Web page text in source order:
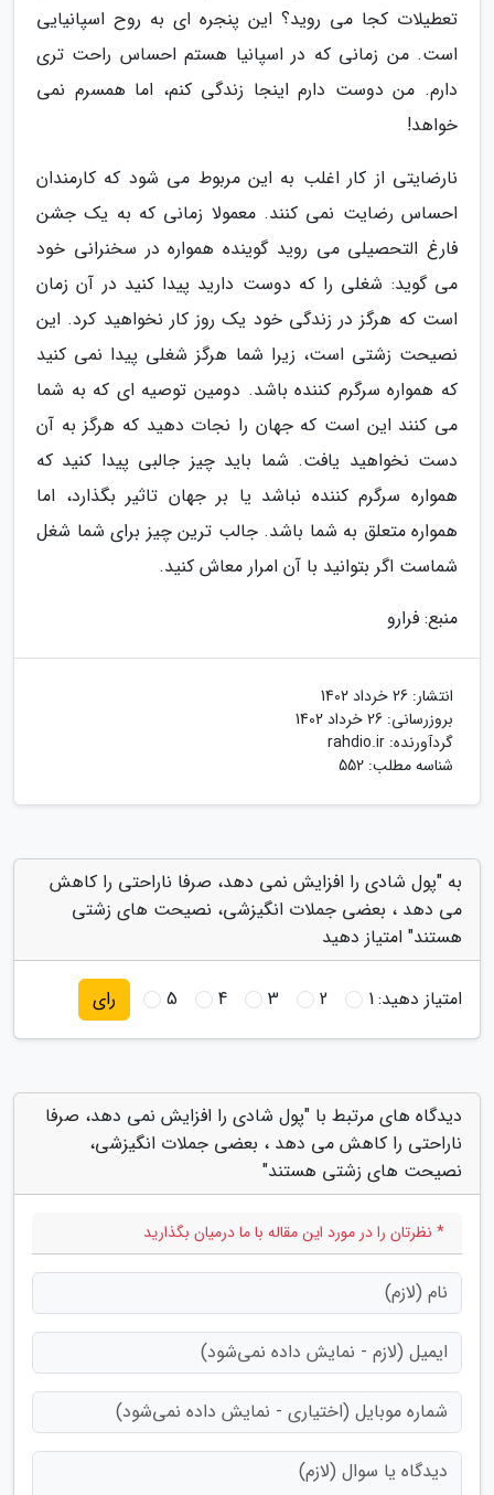
تعطیلات کجا می روید؟ این پنجره ای به روح اسپانیایی
است. من زمانی که در اسپانیا هستم احساس راحت تری
دارم. من دوست دارم اینجا زندگی کنم، اما همسرم نمی
خواهد!
نارضایتی از کار اغلب به این مربوط می شود که کارمندان
احساس رضایت نمی کنند. معمولا زمانی که به یک جشن
فارغ التحصیلی می روید گوینده همواره در سخنرانی خود
می گوید: شغلی را که دوست دارید پیدا کنید در آن زمان
است که هرگز در زندگی خود یک روز کار نخواهید کرد. این
نصیحت زشتی است، زیرا شما هرگز شغلی پیدا نمی کنید
که همواره سرگرم کننده باشد. دومین توصیه ای که به شما
می کنند این است که جهان را نجات دهید که هرگز به آن
دست نخواهید یافت. شما باید چیز جالبی پیدا کنید که
همواره سرگرم کننده نباشد یا بر جهان تاثیر بگذارد، اما
همواره متعلق به شما باشد. جالب ترین چیز برای شما شغل
شماست اگر بتوانید با آن امرار معاش کنید.
منبع: فرارو
انتشار: 26 خرداد 1402
بروزرسانی: 26 خرداد 1402
گردآورنده: rahdio.ir
شناسه مطلب: 552
به "پول شادی را افزایش نمی دهد، صرفا ناراحتی را کاهش
می دهد ، بعضی جملات انگیزشی، نصیحت های زشتی
هستند" امتیاز دهید
امتیاز دهید:1
2
3
4
5 رای
دیدگاه های مرتبط با "پول شادی را افزایش نمی دهد، صرفا
ناراحتی را کاهش می دهد ، بعضی جملات انگیزشی،
نصیحت های زشتی هستند"
* نظرتان را در مورد این مقاله با ما درمیان بگذارید